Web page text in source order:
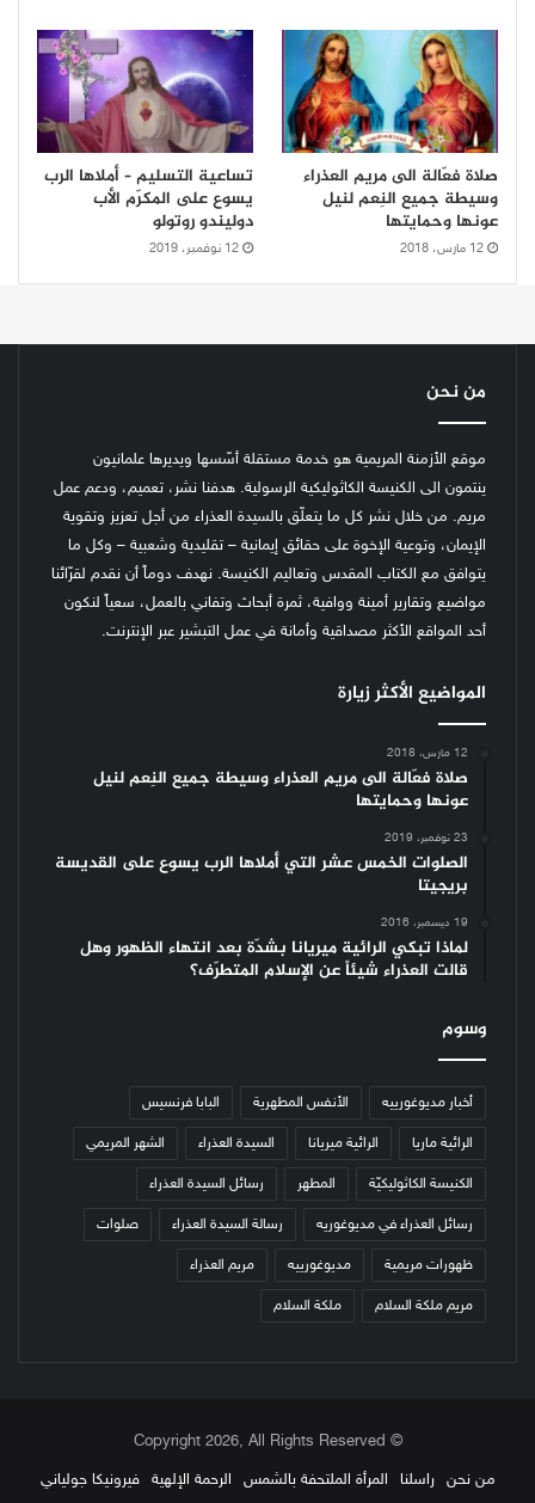
صلاة فعّالة الى مريم العذراء
وسيطة جميع النِعم لنيل
عونها وحمايتها
12 مارس، 2018
تساعية التسليم – أملاها الرب
يسوع على المكرّم الأب
دوليندو روتولو
12 نوفمبر، 2019
من نحن
موقع الأزمنة المريمية هو خدمة مستقلة أسّسها ويديرها علمانيون
ينتمون الى الكنيسة الكاثوليكية الرسولية. هدفنا نشر، تعميم، ودعم عمل
مريم. من خلال نشر كل ما يتعلّق بالسيدة العذراء من أجل تعزيز وتقوية
الإيمان، وتوعية الإخوة على حقائق إيمانية – تقليدية وشعبية – وكل ما
يتوافق مع الكتاب المقدس وتعاليم الكنيسة. نهدف دوماً أن نقدم لقرّائنا
مواضيع وتقارير أمينة ووافية، ثمرة أبحاث وتفاني بالعمل، سعياً لنكون
أحد المواقع الأكثر مصداقية وأمانة في عمل التبشير عبر الإنترنت.
المواضيع الأكثر زيارة
12 مارس، 2018
صلاة فعّالة الى مريم العذراء وسيطة جميع النِعم لنيل
عونها وحمايتها
23 نوفمبر، 2019
الصلوات الخمس عشر التي أملاها الرب يسوع على القديسة
بريجيتا
19 ديسمبر، 2016
لماذا تبكي الرائية ميريانا بشدّة بعد انتهاء الظهور وهل
قالت العذراء شيئاً عن الإسلام المتطرّف؟
وسوم
أخبار مديوغورييه الأنفس المطهرية البابا فرنسيس
الرائية ماريا الرائية ميريانا السيدة العذراء الشهر المريمي
الكنيسة الكاثوليكيّة المطهر رسائل السيدة العذراء
رسائل العذراء في مديوغوريه رسالة السيدة العذراء صلوات
ظهورات مريمية مديوغورييه مريم العذراء
مريم ملكة السلام ملكة السلام
© Copyright 2026, All Rights Reserved
من نحن
راسلنا المرأة الملتحفة بالشمس الرحمة الإلهية فيرونيكا جولياني